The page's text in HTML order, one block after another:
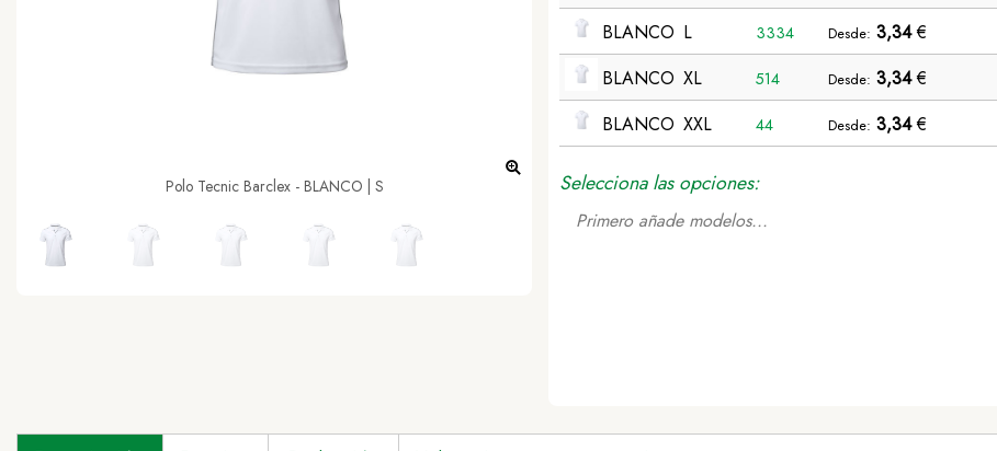
Polo Tecnic Barclex - BLANCO | S Polo Tecnic Barclex - BLANCO | M
BLANCO L 3334 Desde: 3,34€
BLANCO XL 514 Desde: 3,34€
BLANCO XXL 44 Desde: 3,34€
Selecciona las opciones:
Primero añade modelos...